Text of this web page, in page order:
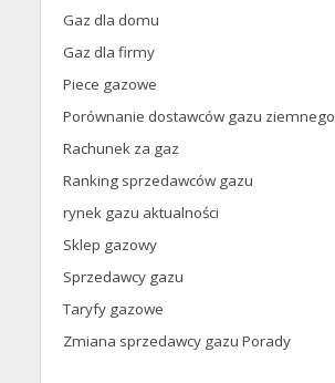
Gaz dla domu
Gaz dla firmy
Piece gazowe
Porównanie dostawców gazu ziemnego
Rachunek za gaz
Ranking sprzedawców gazu
rynek gazu aktualności
Sklep gazowy
Sprzedawcy gazu
Taryfy gazowe
Zmiana sprzedawcy gazu Porady